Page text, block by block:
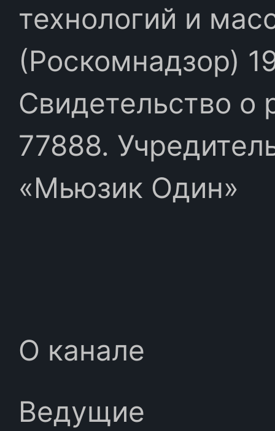
технологий и
(Роскомнадзор)
Свидетельство
77888.
«Мьюзик Один»
О канале
Ведущие